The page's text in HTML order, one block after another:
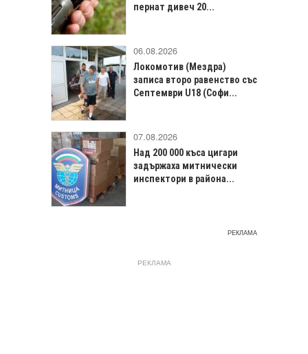
пернат дивеч 20...
06.08.2026
Локомотив (Мездра)
записа второ равенство със
Септември U18 (Софи...
07.08.2026
Над 200 000 къса цигари
задържаха митнически
инспектори в района...
РЕКЛАМА
РЕКЛАМА